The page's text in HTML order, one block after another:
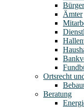
Ämter
Ortsrecht
Beratung